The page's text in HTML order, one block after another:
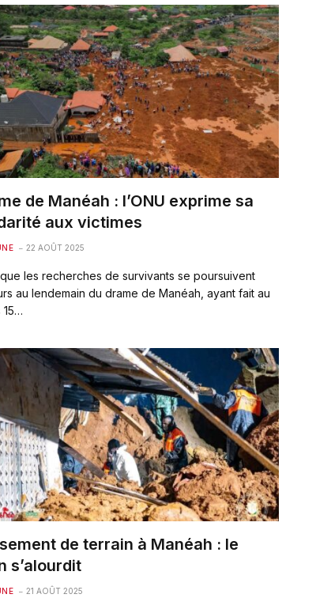
de Manéah : l’ONU exprime sa
aux victimes
22 AOÛT 2025
les recherches de survivants se poursuivent
au lendemain du drame de Manéah, ayant fait au
15…
de terrain à Manéah : le
s’alourdit
21 AOÛT 2025